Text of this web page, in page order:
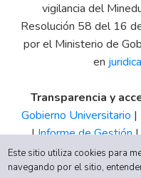
vigilancia del
Resolución 58 del 16
por el Ministerio de
en
Transparencia y
Gobierno Universitario |
|Informe de Gestión|
Tributario|Estados
de
Este sitio utiliza cookies para
navegando por el sitio,